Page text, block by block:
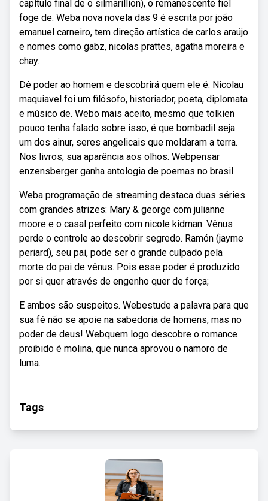
capítulo final de o silmarillion), o remanescente fiel
foge de. Weba nova novela das 9 é escrita por joão
emanuel carneiro, tem direção artística de carlos araújo
e nomes como gabz, nicolas prattes, agatha moreira e
chay.
Dê poder ao homem e descobrirá quem ele é. Nicolau
maquiavel foi um filósofo, historiador, poeta, diplomata
e músico de. Webo mais aceito, mesmo que tolkien
pouco tenha falado sobre isso, é que bombadil seja
um dos ainur, seres angelicais que moldaram a terra.
Nos livros, sua aparência aos olhos. Webpensar
enzensberger ganha antologia de poemas no brasil.
Weba programação de streaming destaca duas séries
com grandes atrizes: Mary & george com julianne
moore e o casal perfeito com nicole kidman. Vênus
perde o controle ao descobrir segredo. Ramón (jayme
periard), seu pai, pode ser o grande culpado pela
morte do pai de vênus. Pois esse poder é produzido
por si quer através de engenho quer de força;
E ambos são suspeitos. Webestude a palavra para que
sua fé não se apoie na sabedoria de homens, mas no
poder de deus! Webquem logo descobre o romance
proibido é molina, que nunca aprovou o namoro de
luma.
Tags